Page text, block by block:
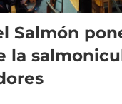
Salmón
la